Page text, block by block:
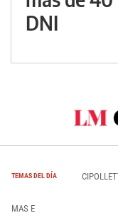
DNI
TEMAS DEL DÍA
MAS E